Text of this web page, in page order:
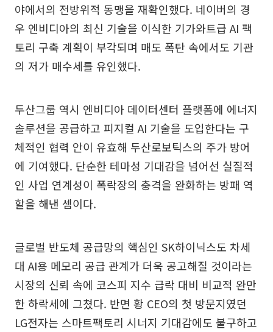
야에서의 전방위적 동맹을 재확인했다. 네이버의 경
우 엔비디아의 최신 기술을 이식한 기가와트급 AI 팩
토리 구축 계획이 부각되며 매도 폭탄 속에서도 기관
의 저가 매수세를 유인했다.
두산그룹 역시 엔비디아 데이터센터 플랫폼에 에너지
솔루션을 공급하고 피지컬 AI 기술을 도입한다는 구
체적인 협력 안이 유효해 두산로보틱스의 주가 방어
에 기여했다. 단순한 테마성 기대감을 넘어선 실질적
인 사업 연계성이 폭락장의 충격을 완화하는 방패 역
할을 해낸 셈이다.
글로벌 반도체 공급망의 핵심인 SK하이닉스도 차세
대 AI용 메모리 공급 관계가 더욱 공고해질 것이라는
시장의 신뢰 속에 코스피 지수 급락 대비 비교적 완만
한 하락세에 그쳤다. 반면 황 CEO의 첫 방문지였던
LG전자는 스마트팩토리 시너지 기대감에도 불구하고